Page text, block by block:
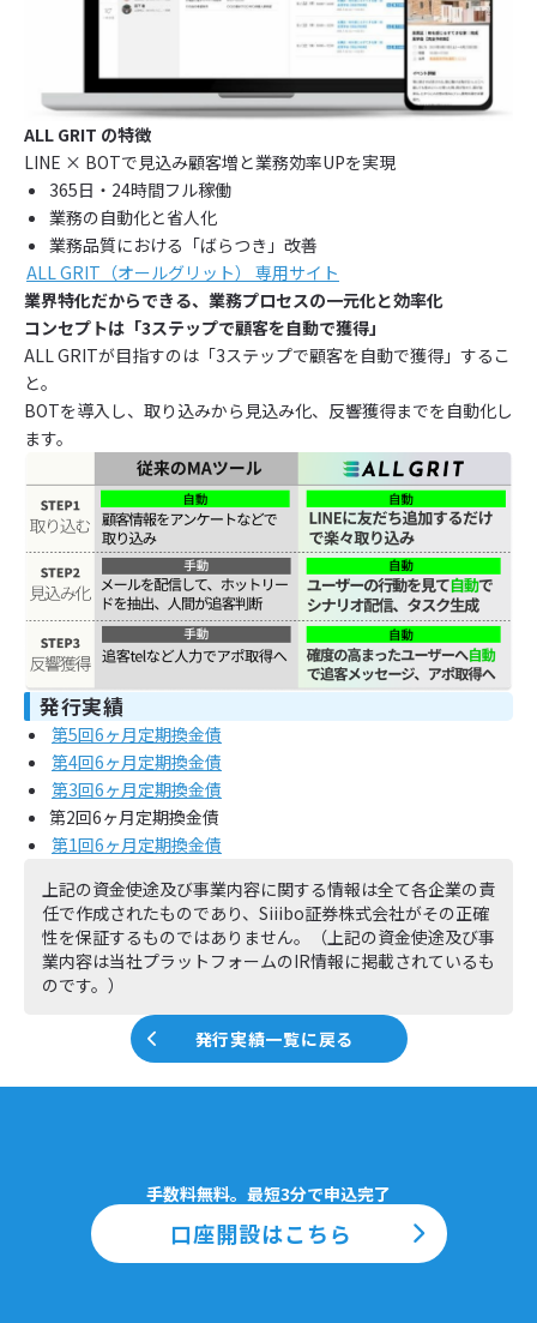
ALL GRIT の特徴
LINE × BOTで見込み顧客増と業務効率UPを実現
365日・24時間フル稼働
業務の自動化と省人化
業務品質における「ばらつき」改善
ALL GRIT（オールグリット） 専用サイト
業界特化だからできる、業務プロセスの一元化と効率化
コンセプトは「3ステップで顧客を自動で獲得」
ALL GRITが目指すのは「3ステップで顧客を自動で獲得」するこ
と。
BOTを導入し、取り込みから見込み化、反響獲得までを自動化し
ます。
発行実績
第5回6ヶ月定期換金債
第4回6ヶ月定期換金債
第3回6ヶ月定期換金債
第2回6ヶ月定期換金債
第1回6ヶ月定期換金債
上記の資金使途及び事業内容に関する情報は全て各企業の責
任で作成されたものであり、Siiibo証券株式会社がその正確
性を保証するものではありません。（上記の資金使途及び事
業内容は当社プラットフォームのIR情報に掲載されているも
のです。）
発行実績一覧に戻る
手数料無料。最短3分で申込完了
口座開設はこちら